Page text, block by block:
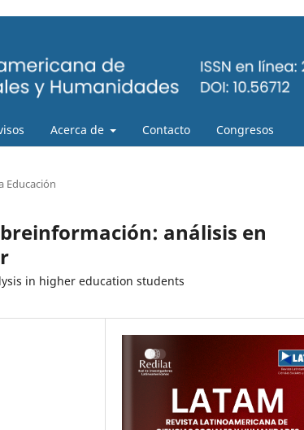
Acerca de Contacto Congresos
Educación
análisis en
in higher education students